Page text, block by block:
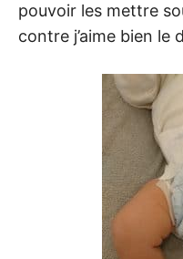
pouvoir les mettre
contre j’aime bien le